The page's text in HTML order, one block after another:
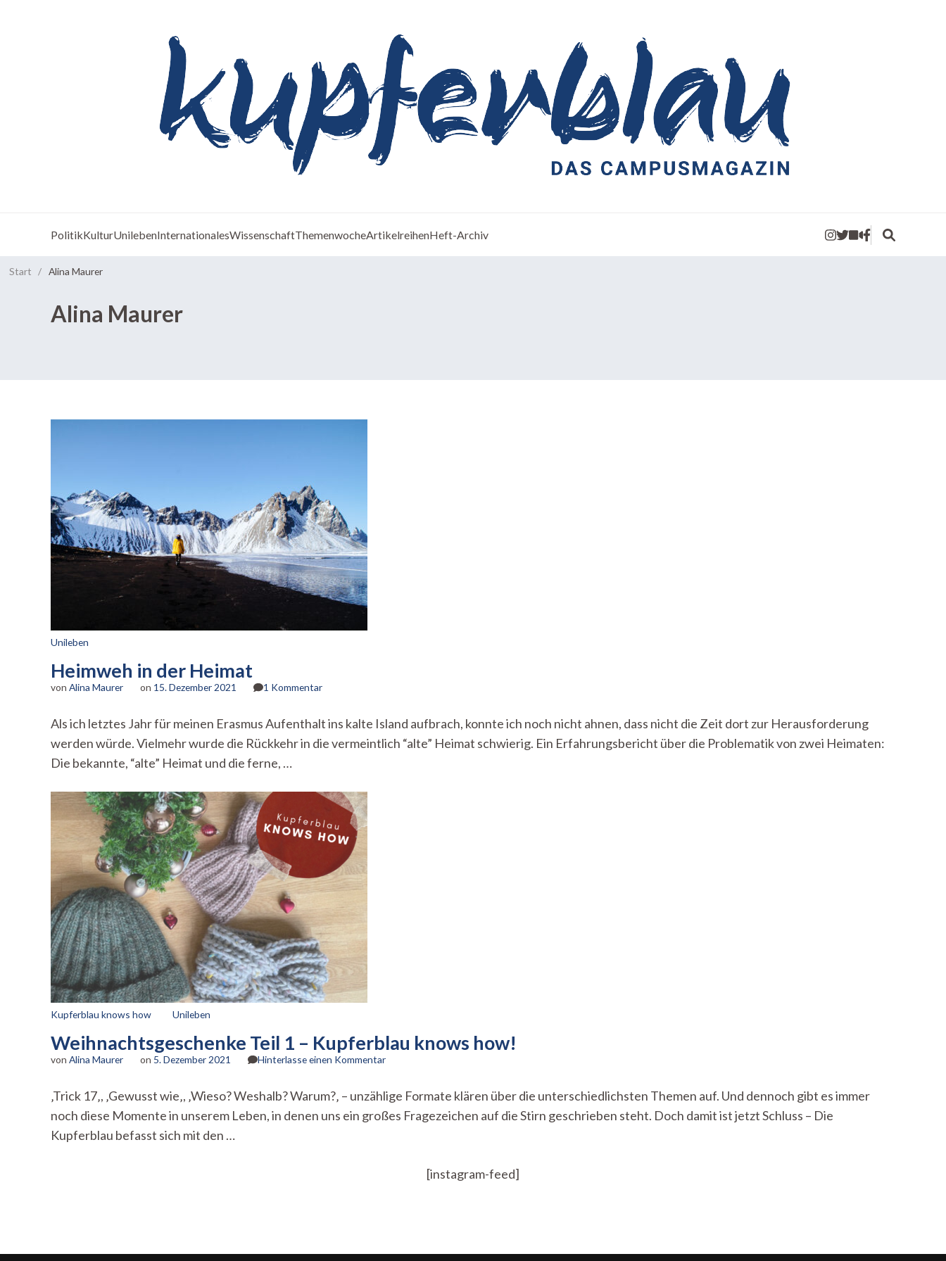
PolitikKulturUnilebenInternationalesWissenschaftThemenwocheArtikelreihenHeft-Archiv
Start / Alina Maurer
Alina Maurer
Unileben
Heimweh in der Heimat
von Alina Maurer on 15. Dezember 2021 1 Kommentarzu
der
Heimat
Als ich letztes Jahr für meinen Erasmus Aufenthalt ins kalte Island aufbrach, konnte ich noch nicht ahnen, dass nicht die Zeit dort zur Herausforderung
werden würde. Vielmehr wurde die Rückkehr in die vermeintlich “alte” Heimat schwierig. Ein Erfahrungsbericht über die Problematik von zwei Heimaten:
Die bekannte, “alte” Heimat und die ferne, …
Kupferblau knows how Unileben
Weihnachtsgeschenke Teil 1 – Kupferblau knows how!
von Alina Maurer on 5. Dezember 2021 Hinterlasse einen Kommentarzu
1
–
‚Trick 17‚, ‚Gewusst wie‚, ‚Wieso? Weshalb? Warum?‚ – unzählige Formate klären über die unterschiedlichsten Themen auf. Und dennoch gibt es immer
noch diese Momente in unserem Leben, in denen uns ein großes Fragezeichen auf die Stirn geschrieben steht. Doch damit ist jetzt Schluss – Die
Kupferblau befasst sich mit den …
[instagram-feed]